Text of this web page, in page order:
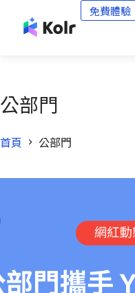
免費體驗
公部門
首頁 公部門